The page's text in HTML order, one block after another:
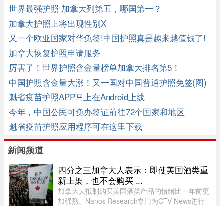
世界最强护照 加拿大列第五，哪国第一？
加拿大护照上将出现性别X
又一个欧亚国家对华免签!中国护照真是越来越值钱了!
加拿大恢复护照申请服务
厉害了！世界护照含金量榜单加拿大排名第5！
中国护照含金量大涨！又一国对中国普通护照免签(图)
魁省疫苗护照APP马上在Android上线
今年，中国公民可免办签证前往72个国家和地区
魁省疫苗护照应用程序可在这里下载
新闻频道
四分之三加拿大人表示：即使美国酒类重
新上架，也不会购买 ...
加拿大人抵制购买美国酒类产品的情绪比一年前更
加强烈。Nanos Research专门为CTV News进行